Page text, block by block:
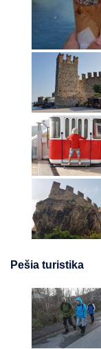
Pešia turistika